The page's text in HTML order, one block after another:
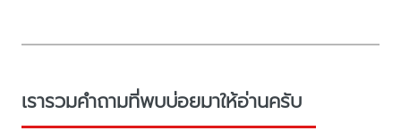
เรารวมคำถามที่พบบ่อยมาให้อ่านครับ